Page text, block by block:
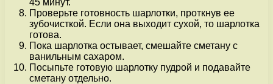
Проверьте готовность шарлотки, проткнув ее
зубочисткой. Если она выходит сухой, то шарлотка
готова.
Пока шарлотка остывает, смешайте сметану с
ванильным сахаром.
Посыпьте готовую шарлотку пудрой и подавайте
сметану отдельно.